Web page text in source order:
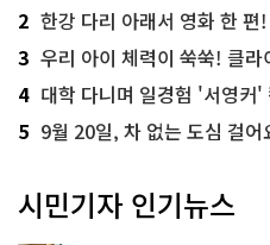
2 한강 다리 아래서 영화 한
3 우리 아이 체력이 쑥쑥! 클라
4 대학 다니며 일경험 '서영
5 9월 20일, 차 없는 도심 걸어요…'
시민기자 인기뉴스